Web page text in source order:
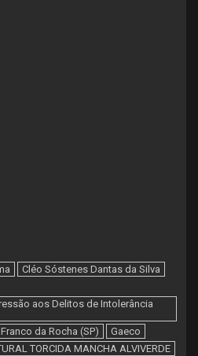
Cléo Sóstenes Dantas da Silva
aos Delitos de Intolerância
Franco da Rocha (SP)
Gaeco
TORCIDA MANCHA ALVIVERDE